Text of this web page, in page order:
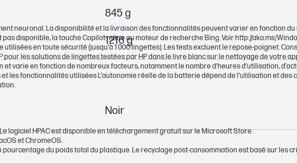
845 g
1216 g
Noir
neuronal. La disponibilité et la livraison des fonctionnalités peuvent varier en fonction
pas disponible, la touche Copilot mène au moteur de recherche Bing. Voir http://aka.ms/
en toute sécurité (jusqu’à 1 000 lingettes). Les tests excluent le repose-poignet.
les solutions de lingettes testées par HP dans le livre blanc sur le nettoyage de votre
et varie en fonction de nombreux facteurs, notamment le nombre d’heures d’utilisation,
les fonctionnalités utilisées L’autonomie réelle de la batterie dépend de l’utilisation et
Le logiciel HPAC est disponible en téléchargement gratuit sur le Microsoft Store.
et ChromeOS.
du poids total du plastique. Le recyclage post-consommation est basé sur les